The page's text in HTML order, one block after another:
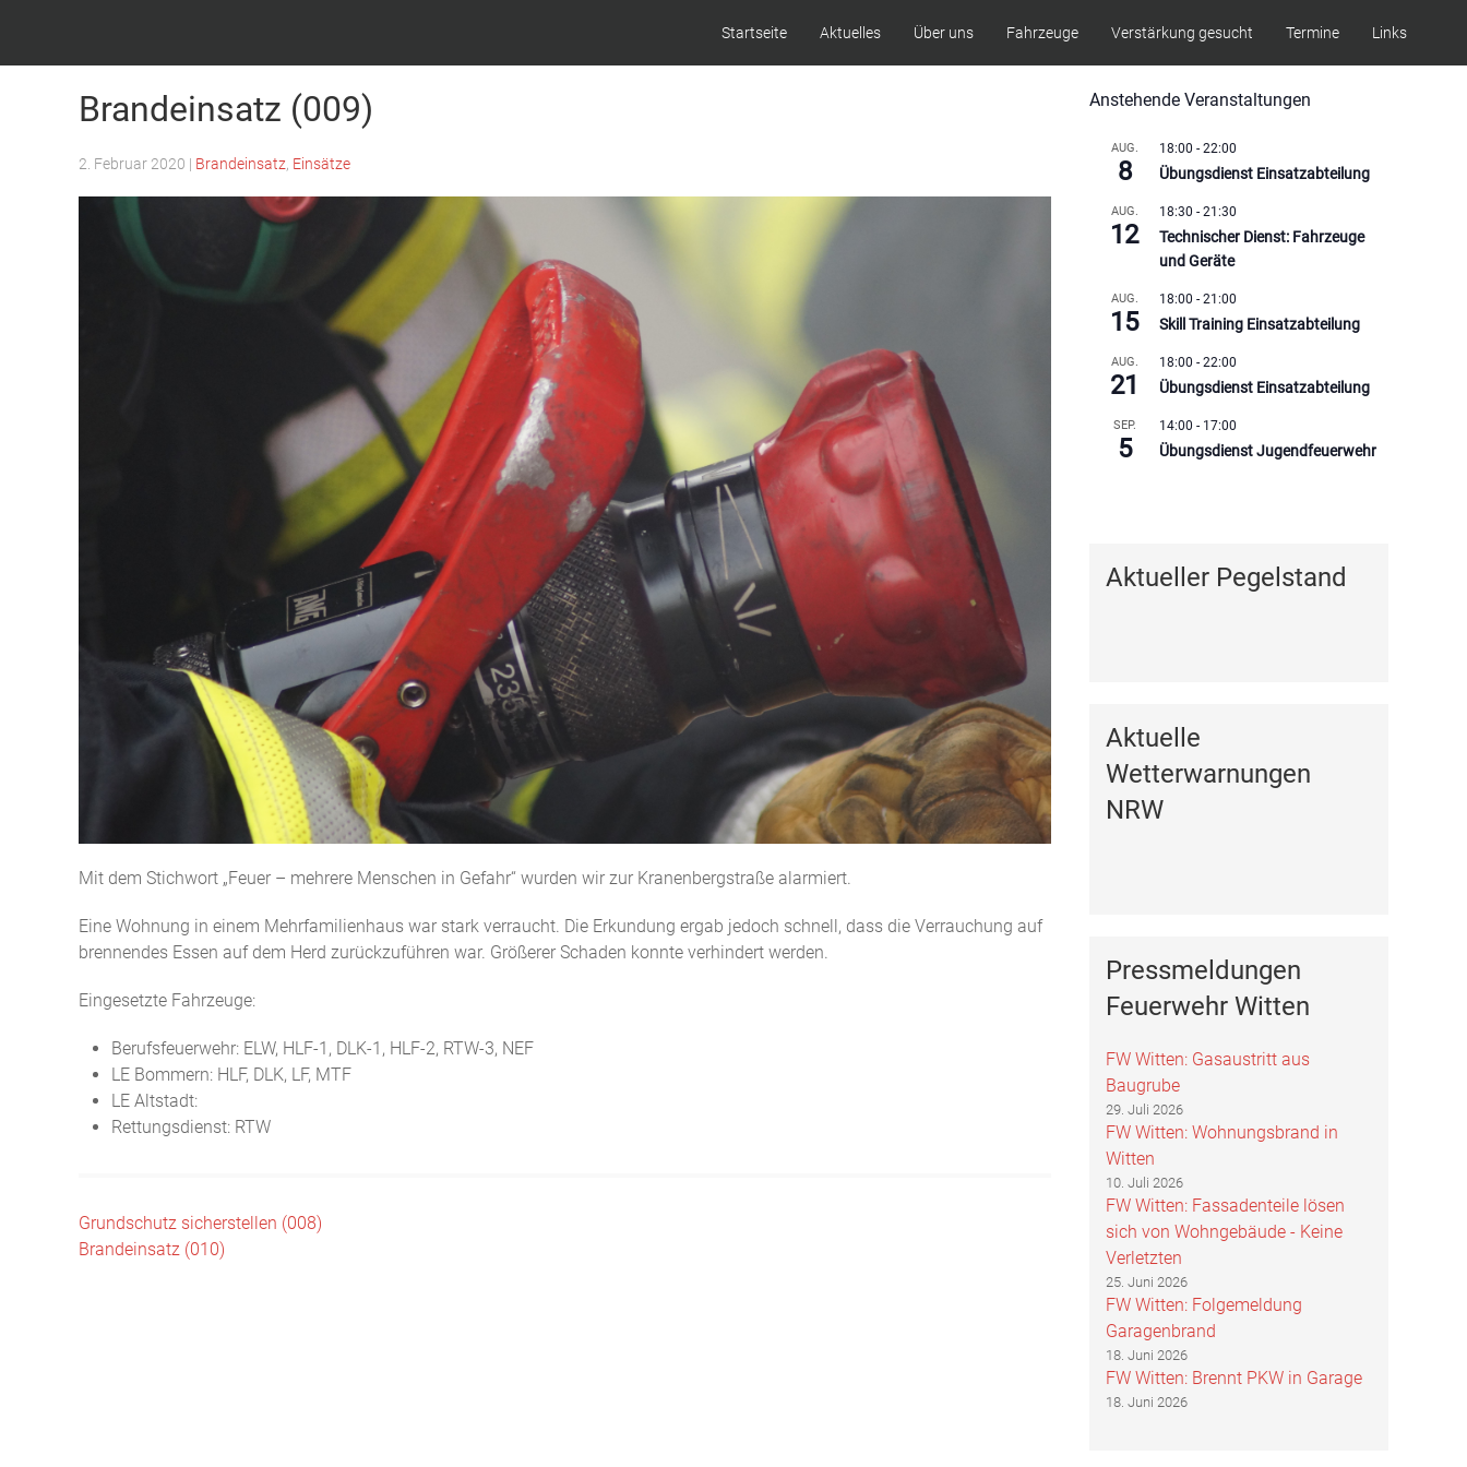
Startseite Aktuelles Über uns Fahrzeuge Verstärkung gesucht Termine Links
Brandeinsatz (009)
2. Februar 2020 | Brandeinsatz Einsätze
Mit dem Stichwort „Feuer – mehrere Menschen in Gefahr“ wurden wir zur Kranenbergstraße alarmiert.
Eine Wohnung in einem Mehrfamilienhaus war stark verraucht. Die Erkundung ergab jedoch schnell, dass die Verrauchung auf
brennendes Essen auf dem Herd zurückzuführen war. Größerer Schaden konnte verhindert werden.
Eingesetzte Fahrzeuge:
Berufsfeuerwehr: ELW, HLF-1, DLK-1, HLF-2, RTW-3, NEF
LE Bommern: HLF, DLK, LF, MTF
LE Altstadt:
Rettungsdienst: RTW
Beitragsnavigation
Grundschutz sicherstellen (008)
Brandeinsatz (010)
Anstehende Veranstaltungen
AUG.
8
18:00 -22:00
Übungsdienst Einsatzabteilung
AUG.
12
18:30 -21:30
Technischer Dienst: Fahrzeuge
und Geräte
AUG.
15
18:00 -21:00
Skill Training Einsatzabteilung
AUG.
21
18:00 -22:00
Übungsdienst Einsatzabteilung
SEP.
5
14:00 - 17:00
Übungsdienst Jugendfeuerwehr
Aktueller Pegelstand
Aktuelle
Wetterwarnungen
NRW
Pressmeldungen
Feuerwehr Witten
FW Witten: Gasaustritt aus
Baugrube
29. Juli 2026
FW Witten: Wohnungsbrand in
Witten
10. Juli 2026
FW Witten: Fassadenteile lösen
sich von Wohngebäude - Keine
Verletzten
25. Juni 2026
FW Witten: Folgemeldung
Garagenbrand
18. Juni 2026
FW Witten: Brennt PKW in Garage
18. Juni 2026